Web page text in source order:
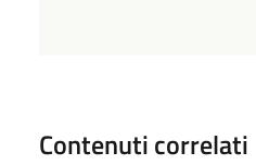
Contenuti correlati